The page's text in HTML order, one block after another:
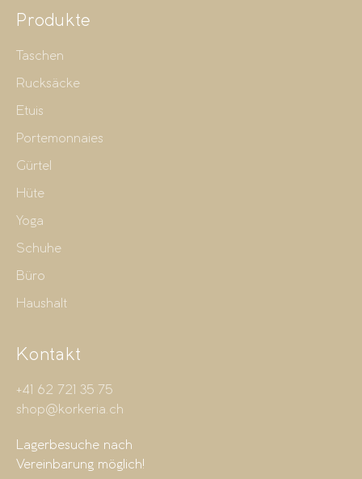
Produkte
Taschen
Rucksäcke
Etuis
Portemonnaies
Gürtel
Hüte
Yoga
Schuhe
Büro
Haushalt
Kontakt
+41 62 721 35 75
shop@korkeria.ch
Lagerbesuche nach
Vereinbarung möglich!